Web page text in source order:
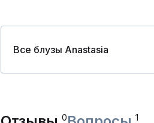
Все блузы Anastasia
0 1